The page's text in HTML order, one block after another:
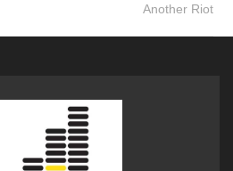
Another Riot